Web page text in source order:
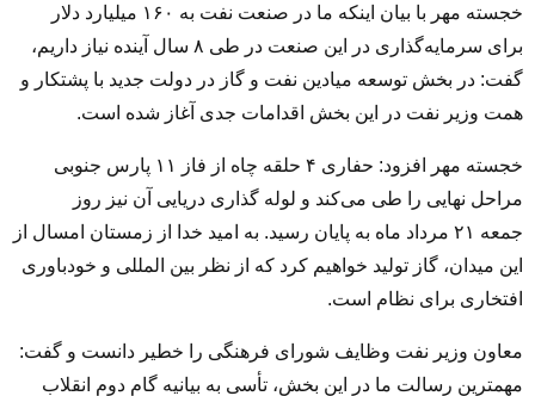
خجسته مهر با بیان اینکه ما در صنعت نفت به ۱۶۰ میلیارد دلار
برای سرمایه‌گذاری در این صنعت در طی ۸ سال آینده نیاز داریم،
گفت: در بخش توسعه میادین نفت و گاز در دولت جدید با پشتکار و
همت وزیر نفت در این بخش اقدامات جدی آغاز شده است.
خجسته مهر افزود: حفاری ۴ حلقه چاه از فاز ۱۱ پارس جنوبی
مراحل نهایی را طی می‌کند و لوله گذاری دریایی آن نیز روز
جمعه ۲۱ مرداد ماه به پایان رسید. به امید خدا از زمستان امسال از
این میدان، گاز تولید خواهیم کرد که از نظر بین المللی و خودباوری
افتخاری برای نظام است.
معاون وزیر نفت وظایف شورای فرهنگی را خطیر دانست و گفت:
مهمترین رسالت ما در این بخش، تأسی به بیانیه گام دوم انقلاب